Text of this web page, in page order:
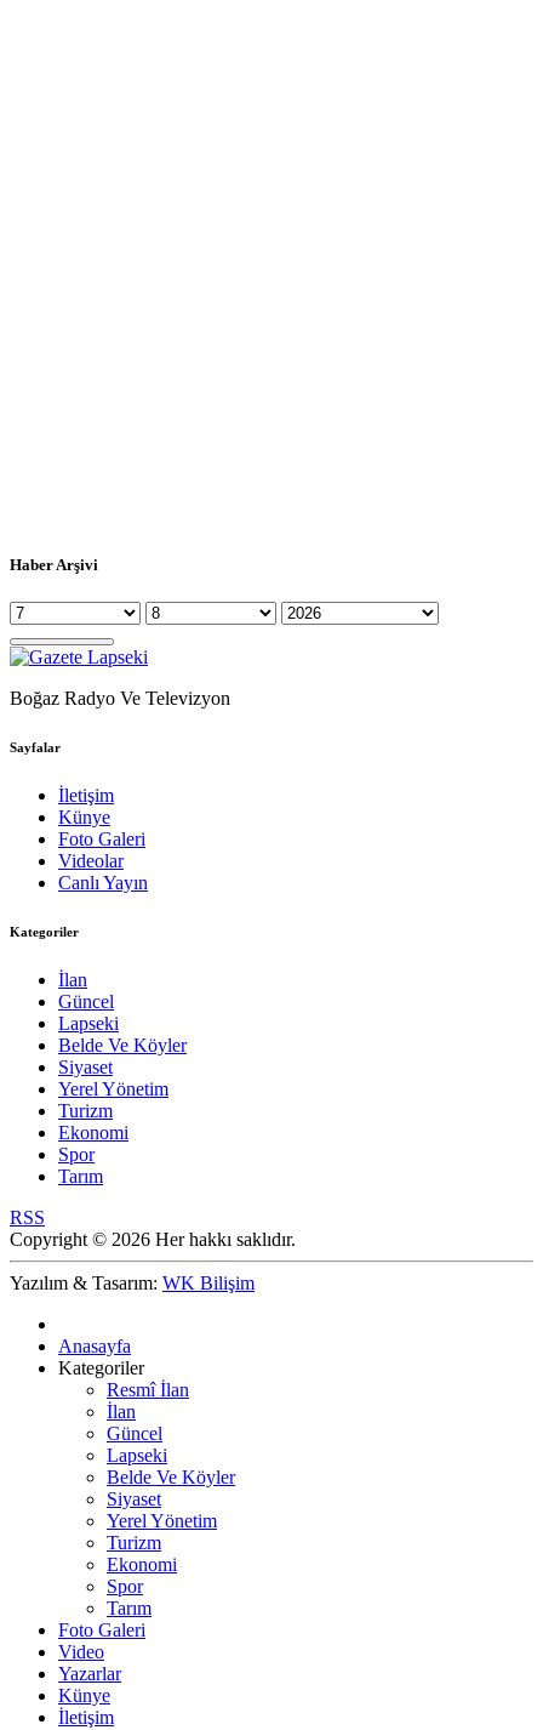
Haber Arşivi
Boğaz Radyo Ve Televizyon
Sayfalar
İletişim
Künye
Foto Galeri
Videolar
Canlı Yayın
Kategoriler
İlan
Güncel
Lapseki
Belde Ve Köyler
Siyaset
Yerel Yönetim
Turizm
Ekonomi
Spor
Tarım
RSS
Copyright © 2026 Her hakkı saklıdır.
Yazılım & Tasarım: WK Bilişim
Anasayfa
Kategoriler
Resmî İlan
İlan
Güncel
Lapseki
Belde Ve Köyler
Siyaset
Yerel Yönetim
Turizm
Ekonomi
Spor
Tarım
Foto Galeri
Video
Yazarlar
Künye
İletişim